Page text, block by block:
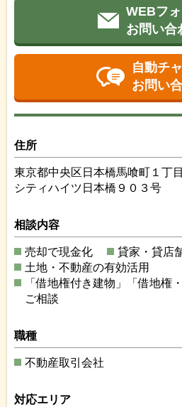
WEBフ
お問い合
自動チ
お問い
住所
東京都中央区日本橋馬喰町１丁
シティハイツ日本橋９０３号
相談内容
売却で現金化
貸家・貸店
土地・不動産の有効活用
「借地権付き建物」「借地権
ご相談
職種
不動産取引会社
対応エリア